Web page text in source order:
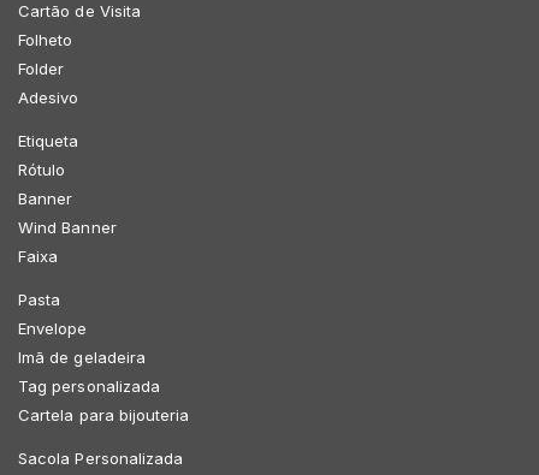
Cartão de Visita
Folheto
Folder
Adesivo
Etiqueta
Rótulo
Banner
Wind Banner
Faixa
Pasta
Envelope
Imã de geladeira
Tag personalizada
Cartela para bijouteria
Sacola Personalizada